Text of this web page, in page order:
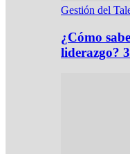
Gestión del
¿Cómo
liderazgo?